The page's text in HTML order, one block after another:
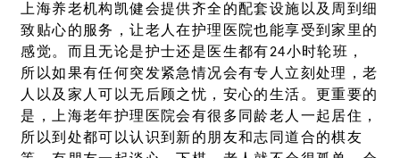
上海养老机构凯健会提供齐全的配套设施以及周到细
致贴心的服务，让老人在护理医院也能享受到家里的
感觉。而且无论是护士还是医生都有24小时轮班，
所以如果有任何突发紧急情况会有专人立刻处理，老
人以及家人可以无后顾之忧，安心的生活。更重要的
是，上海老年护理医院会有很多同龄老人一起居住，
所以到处都可以认识到新的朋友和志同道合的棋友